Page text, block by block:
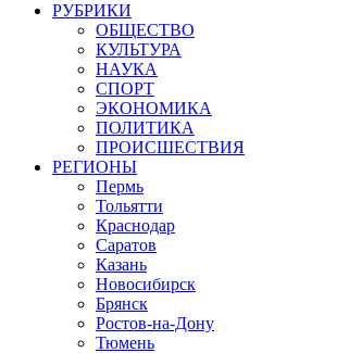
РУБРИКИ
ОБЩЕСТВО
КУЛЬТУРА
НАУКА
СПОРТ
ЭКОНОМИКА
ПОЛИТИКА
ПРОИСШЕСТВИЯ
РЕГИОНЫ
Пермь
Тольятти
Краснодар
Саратов
Казань
Новосибирск
Брянск
Ростов-на-Дону
Тюмень